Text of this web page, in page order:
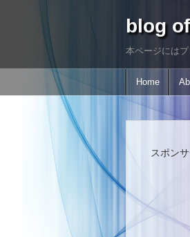
blog
本ページにはプ
Home
スポン